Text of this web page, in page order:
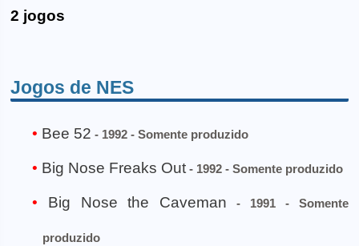
2 jogos
Jogos de NES
Bee 52 - 1992 - Somente produzido
Big Nose Freaks Out - 1992 - Somente produzido
Big Nose the Caveman - 1991 - Somente
produzido